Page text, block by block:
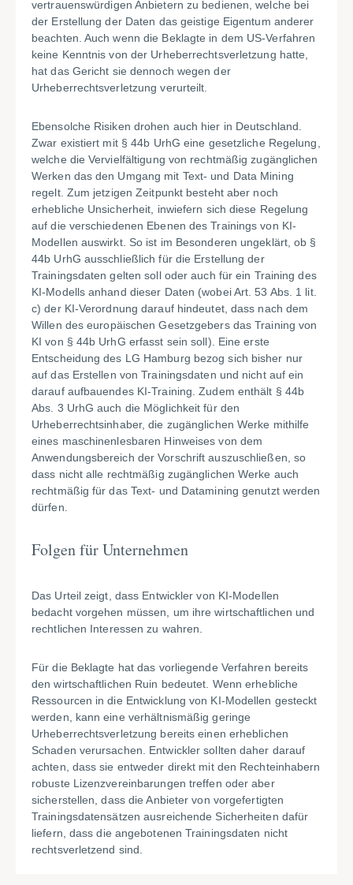
vertrauenswürdigen Anbietern zu bedienen, welche bei
der Erstellung der Daten das geistige Eigentum anderer
beachten. Auch wenn die Beklagte in dem US-Verfahren
keine Kenntnis von der Urheberrechtsverletzung hatte,
hat das Gericht sie dennoch wegen der
Urheberrechtsverletzung verurteilt.
Ebensolche Risiken drohen auch hier in Deutschland.
Zwar existiert mit § 44b UrhG eine gesetzliche Regelung,
welche die Vervielfältigung von rechtmäßig zugänglichen
Werken das den Umgang mit Text- und Data Mining
regelt. Zum jetzigen Zeitpunkt besteht aber noch
erhebliche Unsicherheit, inwiefern sich diese Regelung
auf die verschiedenen Ebenen des Trainings von KI-
Modellen auswirkt. So ist im Besonderen ungeklärt, ob §
44b UrhG ausschließlich für die Erstellung der
Trainingsdaten gelten soll oder auch für ein Training des
KI-Modells anhand dieser Daten (wobei Art. 53 Abs. 1 lit.
c) der KI-Verordnung darauf hindeutet, dass nach dem
Willen des europäischen Gesetzgebers das Training von
KI von § 44b UrhG erfasst sein soll). Eine erste
Entscheidung des LG Hamburg bezog sich bisher nur
auf das Erstellen von Trainingsdaten und nicht auf ein
darauf aufbauendes KI-Training. Zudem enthält § 44b
Abs. 3 UrhG auch die Möglichkeit für den
Urheberrechtsinhaber, die zugänglichen Werke mithilfe
eines maschinenlesbaren Hinweises von dem
Anwendungsbereich der Vorschrift auszuschließen, so
dass nicht alle rechtmäßig zugänglichen Werke auch
rechtmäßig für das Text- und Datamining genutzt werden
dürfen.
Folgen für Unternehmen
Das Urteil zeigt, dass Entwickler von KI-Modellen
bedacht vorgehen müssen, um ihre wirtschaftlichen und
rechtlichen Interessen zu wahren.
Für die Beklagte hat das vorliegende Verfahren bereits
den wirtschaftlichen Ruin bedeutet. Wenn erhebliche
Ressourcen in die Entwicklung von KI-Modellen gesteckt
werden, kann eine verhältnismäßig geringe
Urheberrechtsverletzung bereits einen erheblichen
Schaden verursachen. Entwickler sollten daher darauf
achten, dass sie entweder direkt mit den Rechteinhabern
robuste Lizenzvereinbarungen treffen oder aber
sicherstellen, dass die Anbieter von vorgefertigten
Trainingsdatensätzen ausreichende Sicherheiten dafür
liefern, dass die angebotenen Trainingsdaten nicht
rechtsverletzend sind.